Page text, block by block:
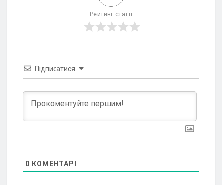
Рейтинг статті
Підписатися
0 КОМЕНТАРІ